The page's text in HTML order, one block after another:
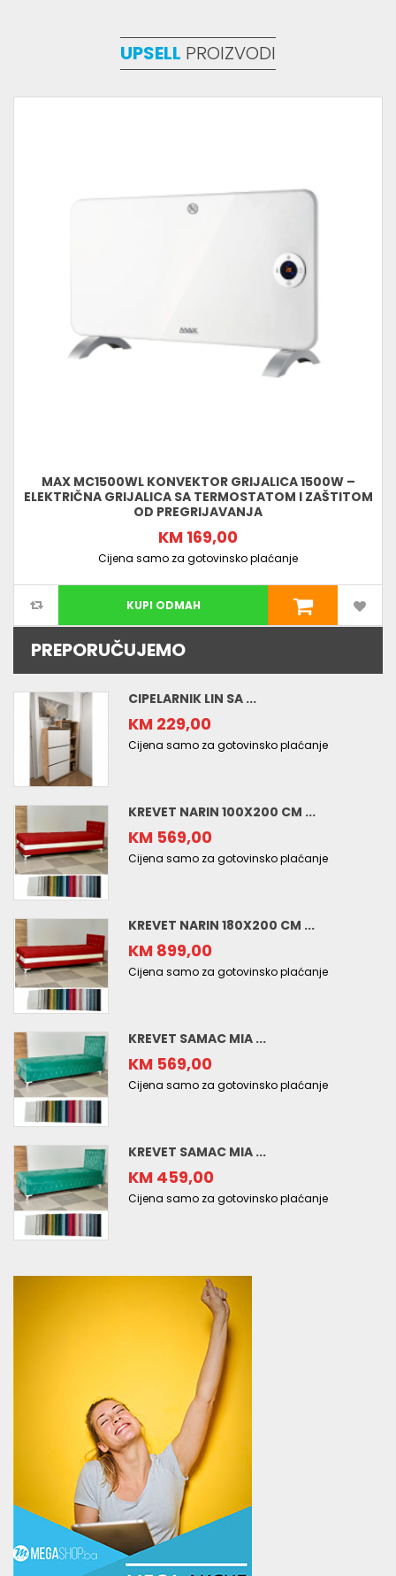
UPSELL PROIZVODI
MAX MC1500WL KONVEKTOR GRIJALICA 1500W –
ELEKTRIČNA GRIJALICA SA TERMOSTATOM I ZAŠTITOM
OD PREGRIJAVANJA
KM 169,00
Cijena samo za gotovinsko plaćanje
KUPI ODMAH
PREPORUČUJEMO
CIPELARNIK LIN SA ...
KM 229,00
Cijena samo za gotovinsko plaćanje
KREVET NARIN 100X200 CM ...
KM 569,00
Cijena samo za gotovinsko plaćanje
KREVET NARIN 180X200 CM ...
KM 899,00
Cijena samo za gotovinsko plaćanje
KREVET SAMAC MIA ...
KM 569,00
Cijena samo za gotovinsko plaćanje
KREVET SAMAC MIA ...
KM 459,00
Cijena samo za gotovinsko plaćanje